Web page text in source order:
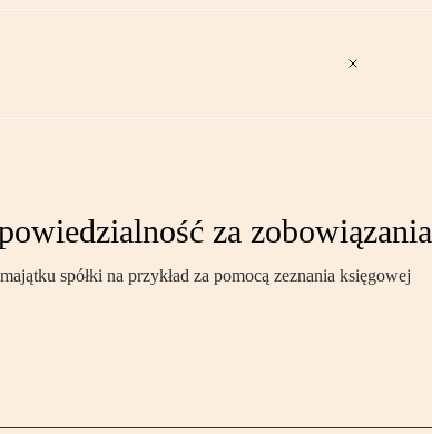
za zobowiązania
spółki na przykład za pomocą zeznania księgowej